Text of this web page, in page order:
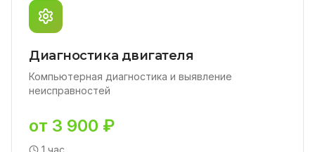
Диагностика двигателя
Компьютерная диагностика и выявление
неисправностей
от 3 900 ₽
1 час